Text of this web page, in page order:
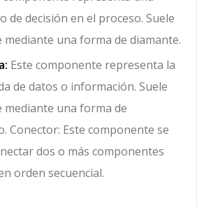
de decisión en el proceso. Suele
una forma de diamante.
Este componente representa la
de datos o información. Suele
una forma de
Conector: Este componente se
dos o más componentes
orden secuencial.